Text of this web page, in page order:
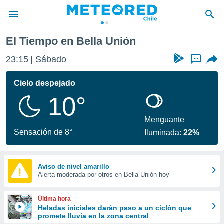
de
por
se
calidad.
a este
las
y
forma
digital
basada
El Tiempo en Bella Unión
23:15 Sábado ...
Cielo despejado
10°
Sensación de 8°
Menguante
Iluminada:22%
Aviso de nivel amarillo
Alerta moderada por otros en Bella Unión hoy
Última hora
Heladas iniciales darán paso a un ciclón que
promete lluvia en la zona central